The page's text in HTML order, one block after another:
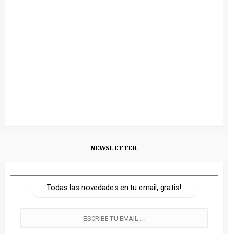
NEWSLETTER
Todas las novedades en tu email, gratis!